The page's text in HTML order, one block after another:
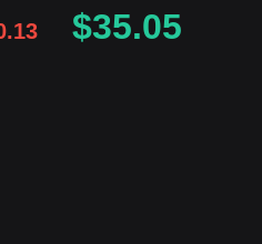
$35.05